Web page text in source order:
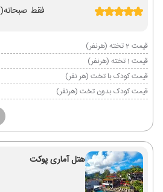
فقط صبحانه(BB)
قیمت 2 تخته (هرنفر)
قیمت 1 تخته (هرنفر)
قیمت کودک با تخت (هر نفر)
قیمت کودک بدون تخت (هرنفر)
هتل آماری پوکت